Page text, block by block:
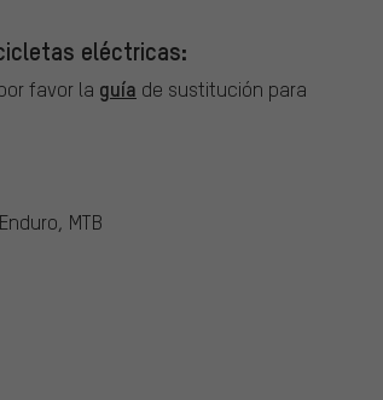
eléctricas:
favor la guía de sustitución para
MTB